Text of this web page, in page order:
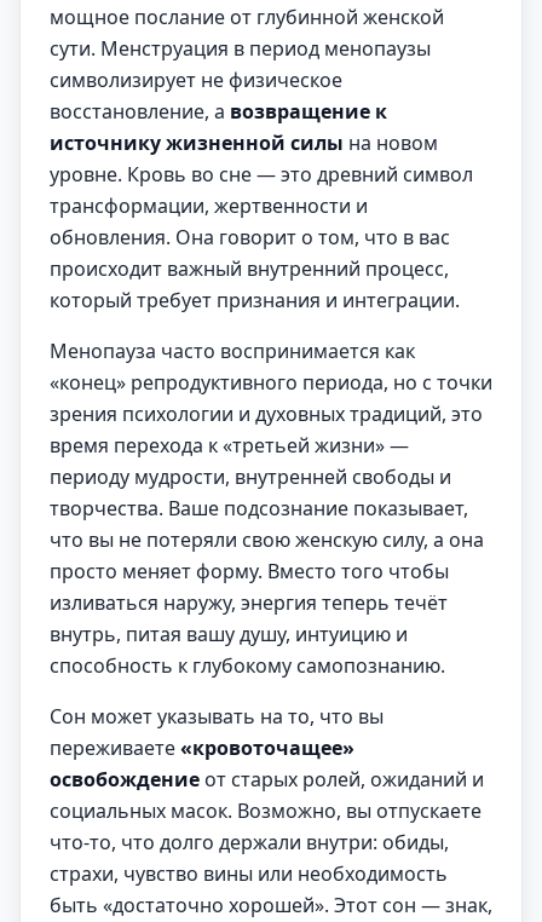
мощное послание от глубинной женской
сути. Менструация в период менопаузы
символизирует не физическое
восстановление, а возвращение к
источнику жизненной силы на новом
уровне. Кровь во сне — это древний символ
трансформации, жертвенности и
обновления. Она говорит о том, что в вас
происходит важный внутренний процесс,
который требует признания и интеграции.
Менопауза часто воспринимается как
«конец» репродуктивного периода, но с точки
зрения психологии и духовных традиций, это
время перехода к «третьей жизни» —
периоду мудрости, внутренней свободы и
творчества. Ваше подсознание показывает,
что вы не потеряли свою женскую силу, а она
просто меняет форму. Вместо того чтобы
изливаться наружу, энергия теперь течёт
внутрь, питая вашу душу, интуицию и
способность к глубокому самопознанию.
Сон может указывать на то, что вы
переживаете«кровоточащее»
освобождение от старых ролей, ожиданий и
социальных масок. Возможно, вы отпускаете
что-то, что долго держали внутри: обиды,
страхи, чувство вины или необходимость
быть «достаточно хорошей». Этот сон — знак,